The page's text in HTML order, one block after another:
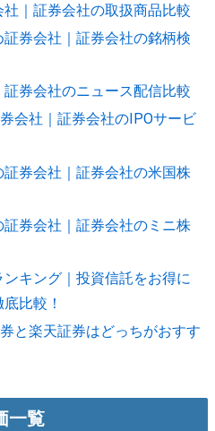
｜証券会社の取扱商品比較
券会社｜証券会社の銘柄検
券会社のニュース配信比較
会社｜証券会社のIPOサービ
券会社｜証券会社の米国株
券会社｜証券会社のミニ株
キング｜投資信託をお得に
比較！
と楽天証券はどっちがおすす
一覧